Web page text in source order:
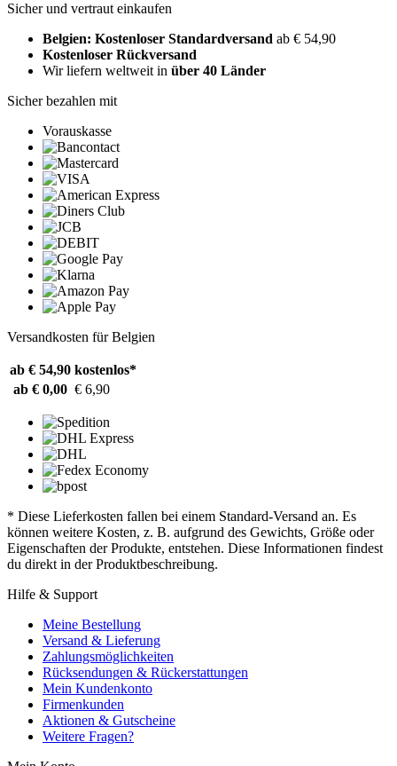
Sicher und vertraut einkaufen
Belgien: Kostenloser Standardversand ab € 54,90
Kostenloser Rückversand
Wir liefern weltweit in über 40 Länder
Sicher bezahlen mit
Vorauskasse
Versandkosten für Belgien
ab € 54,90 kostenlos*
ab € 0,00 € 6,90
* Diese Lieferkosten fallen bei einem Standard-Versand an. Es
können weitere Kosten, z. B. aufgrund des Gewichts, Größe oder
Eigenschaften der Produkte, entstehen. Diese Informationen findest
du direkt in der Produktbeschreibung.
Hilfe & Support
Meine Bestellung
Versand & Lieferung
Zahlungsmöglichkeiten
Rücksendungen & Rückerstattungen
Mein Kundenkonto
Firmenkunden
Aktionen & Gutscheine
Weitere Fragen?